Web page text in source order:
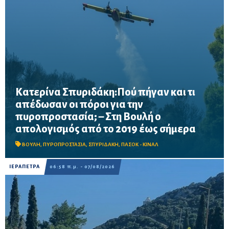
Κατερίνα Σπυριδάκη:Πού πήγαν και τι
απέδωσαν οι πόροι για την
πυροπροστασία; – Στη Βουλή ο
απολογισμός από το 2019 έως σήμερα
ΒΟΥΛΗ, ΠΥΡΟΠΡΟΣΤΑΣΙΑ, ΣΠΥΡΙΔΑΚΗ, ΠΑΣΟΚ - ΚΙΝΑΛ
Το ΠΑΣΟΚ ζητά πλήρη απολογισμό των χρηματοδοτήσεων από
το 2019, στοιχεία για τα προγράμματα «ΑΙΓΙΣ» και AntiNero,
καθώς και απαντήσεις για προσωπικό, οχήματα, εναέρια μέσα
και έργα πρόληψης
ΙΕΡΑΠΕΤΡΑ 06:58 π.μ. - 07/08/2026